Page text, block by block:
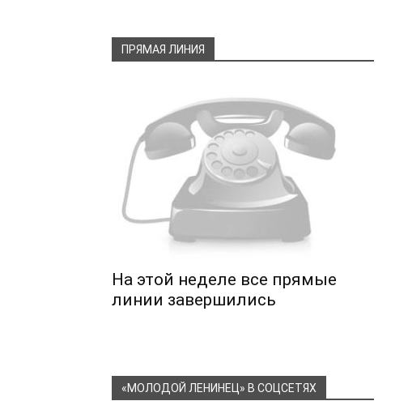
ПРЯМАЯ ЛИНИЯ
На этой неделе все прямые
линии завершились
«МОЛОДОЙ ЛЕНИНЕЦ» В СОЦСЕТЯХ